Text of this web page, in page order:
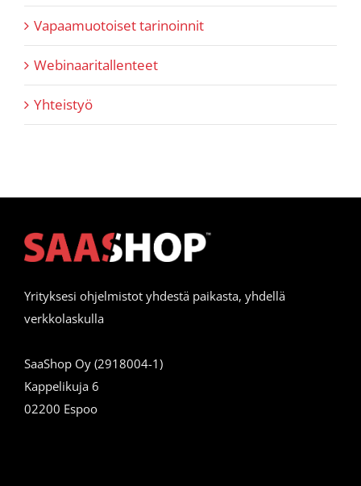
Vapaamuotoiset tarinoinnit
Webinaaritallenteet
Yhteistyö
Yrityksesi ohjelmistot yhdestä paikasta, yhdellä
verkkolaskulla
SaaShop Oy (2918004-1)
Kappelikuja 6
02200 Espoo